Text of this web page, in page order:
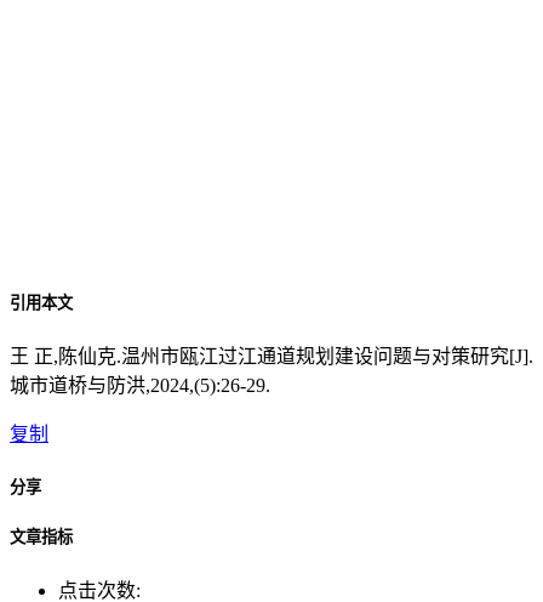
引用本文
王 正,陈仙克.温州市瓯江过江通道规划建设问题与对策研究[J].
城市道桥与防洪,2024,(5):26-29.
复制
分享
文章指标
点击次数: